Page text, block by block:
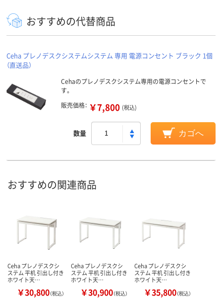
おすすめの代替商品
Ceha プレノデスクシステムシステム 専用 電源コンセント ブラック 1個
（直送品）
Cehaのプレノデスクシステム専用の電源コンセントで
す。
販売価格： ￥7,800 (税込)
数量 カゴへ
おすすめの関連商品
Ceha プレノデスクシ
ステム 平机 引出し付き
ホワイト天…
￥30,800（税込）
Ceha プレノデスクシ
ステム 平机 引出し付き
ホワイト天…
￥30,900（税込）
Ceha プレノデスクシ
ステム 平机 引出し付き
ホワイト天…
￥35,800（税込）